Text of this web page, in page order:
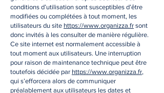
conditions d’utilisation sont susceptibles d’être
modifiées ou complétées à tout moment, les
utilisateurs du site https://www.organizza.fr sont
donc invités à les consulter de manière régulière.
Ce site internet est normalement accessible à
tout moment aux utilisateurs. Une interruption
pour raison de maintenance technique peut être
toutefois décidée par https://www.organizza.fr,
qui s’efforcera alors de communiquer
préalablement aux utilisateurs les dates et